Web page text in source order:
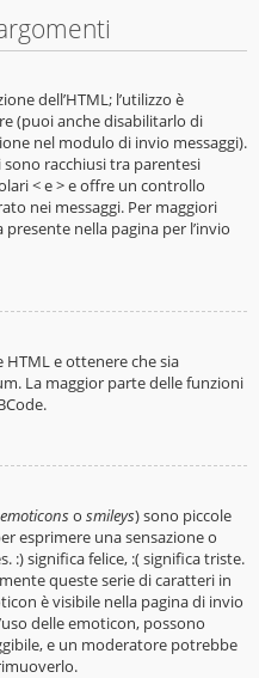
dell’HTML; l’utilizzo è
(puoi anche disabilitarlo di
nel modulo di invio messaggi).
sono racchiusi tra parentesi
< e > e offre un controllo
nei messaggi. Per maggiori
nella pagina per l’invio
HTML e ottenere che sia
La maggior parte delle funzioni
emoticonso smileys) sono piccole
esprimere una sensazione o
:) significa felice, :( significa triste.
queste serie di caratteri in
è visibile nella pagina di invio
delle emoticon, possono
e un moderatore potrebbe